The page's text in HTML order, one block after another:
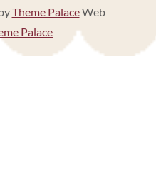
Theme PalaceWeb
Palace